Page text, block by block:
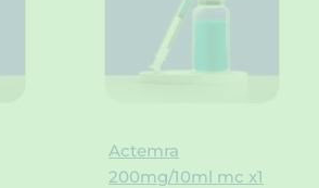
Actemra
200mg/10ml mc x1